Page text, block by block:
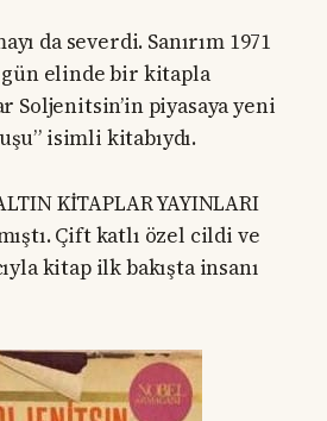
da severdi. Sanırım 1971
gün elinde bir kitapla
Soljenitsin’in piyasaya yeni
isimli kitabıydı.
KİTAPLAR YAYINLARI
Çift katlı özel cildi ve
kitap ilk bakışta insanı